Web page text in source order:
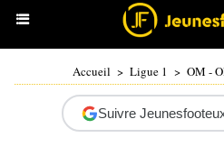
Accueil > Ligue 1 > OM -
Suivre